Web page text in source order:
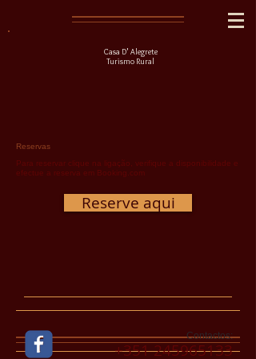
Casa D' Alegrete
Turismo Rural
Para reservar clique na ligação, verifique a disponibilidade e
efectue a reserva em Booking.com
Reservas
Reserve aqui
Contactos:
​+351245965133